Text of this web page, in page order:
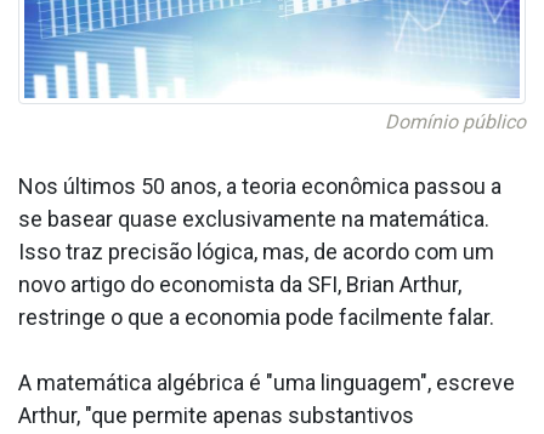
Domínio público
Nos últimos 50 anos, a teoria econômica passou a
se basear quase exclusivamente na matemática.
Isso traz precisão lógica, mas, de acordo com um
novo artigo do economista da SFI, Brian Arthur,
restringe o que a economia pode facilmente falar.
A matemática algébrica é "uma linguagem", escreve
Arthur, "que permite apenas substantivos